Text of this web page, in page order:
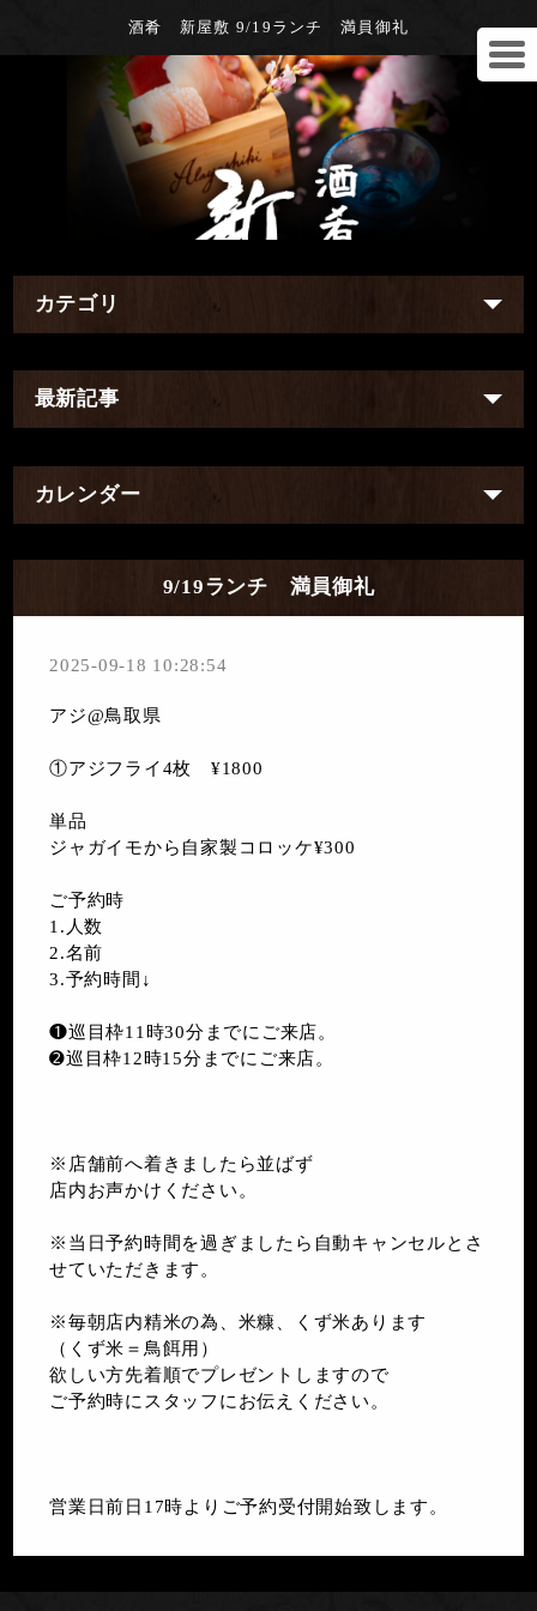
酒肴 新屋敷 9/19ランチ 満員御礼
カテゴリ
最新記事
カレンダー
9/19ランチ 満員御礼
2025-09-18 10:28:54
アジ@鳥取県
①アジフライ4枚 ¥1800
単品
ジャガイモから自家製コロッケ¥300
ご予約時
1.人数
2.名前
3.予約時間↓
❶巡目枠11時30分までにご来店。
➋巡目枠12時15分までにご来店。
※店舗前へ着きましたら並ばず
店内お声かけください。
※当日予約時間を過ぎましたら自動キャンセルとさ
せていただきます。
※毎朝店内精米の為、米糠、くず米あります
（くず米＝鳥餌用）
欲しい方先着順でプレゼントしますので
ご予約時にスタッフにお伝えください。
営業日前日17時よりご予約受付開始致します。